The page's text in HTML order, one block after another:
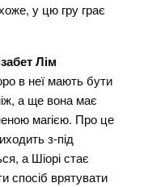
у цю гру грає
Лім
в неї мають бути
а ще вона має
магією. Про це
з-під
а Шіорі стає
спосіб врятувати